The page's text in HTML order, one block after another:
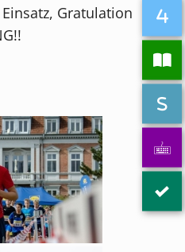
Gratulation